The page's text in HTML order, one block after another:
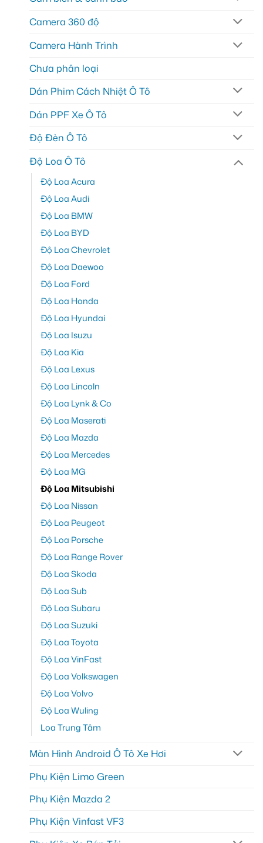
Camera 360 độ
Camera Hành Trình
Chưa phân loại
Dán Phim Cách Nhiệt Ô Tô
Dán PPF Xe Ô Tô
Độ Đèn Ô Tô
Độ Loa Ô Tô
Độ Loa Acura
Độ Loa Audi
Độ Loa BMW
Độ Loa BYD
Độ Loa Chevrolet
Độ Loa Daewoo
Độ Loa Ford
Độ Loa Honda
Độ Loa Hyundai
Độ Loa Isuzu
Độ Loa Kia
Độ Loa Lexus
Độ Loa Lincoln
Độ Loa Lynk & Co
Độ Loa Maserati
Độ Loa Mazda
Độ Loa Mercedes
Độ Loa MG
Độ Loa Mitsubishi
Độ Loa Nissan
Độ Loa Peugeot
Độ Loa Porsche
Độ Loa Range Rover
Độ Loa Skoda
Độ Loa Sub
Độ Loa Subaru
Độ Loa Suzuki
Độ Loa Toyota
Độ Loa VinFast
Độ Loa Volkswagen
Độ Loa Volvo
Độ Loa Wuling
Loa Trung Tâm
Màn Hình Android Ô Tô Xe Hơi
Phụ Kiện Limo Green
Phụ Kiện Mazda 2
Phụ Kiện Vinfast VF3